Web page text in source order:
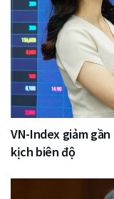
VN-Index giảm
kịch biên độ